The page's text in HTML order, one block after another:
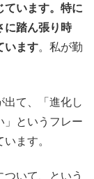
ています。特に
に踏ん張り時
います。私が勤
出て、「進化し
」というフレー
ます。
いて、という